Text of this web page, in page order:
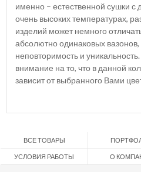
именно – естественной сушки
очень высоких температурах,
изделий может немного
абсолютно одинаковых
неповторимость и
внимание на то, что в данной
зависит от выбранного Вами
ВСЕ ТОВАРЫ
УСЛОВИЯ РАБОТЫ О